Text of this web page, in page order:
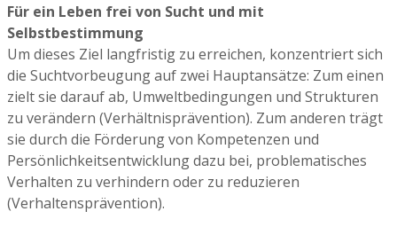
Für ein Leben frei von Sucht und mit
Selbstbestimmung
Um dieses Ziel langfristig zu erreichen, konzentriert sich
die Suchtvorbeugung auf zwei Hauptansätze: Zum einen
zielt sie darauf ab, Umweltbedingungen und Strukturen
zu verändern (Verhältnisprävention). Zum anderen trägt
sie durch die Förderung von Kompetenzen und
Persönlichkeitsentwicklung dazu bei, problematisches
Verhalten zu verhindern oder zu reduzieren
(Verhaltensprävention).